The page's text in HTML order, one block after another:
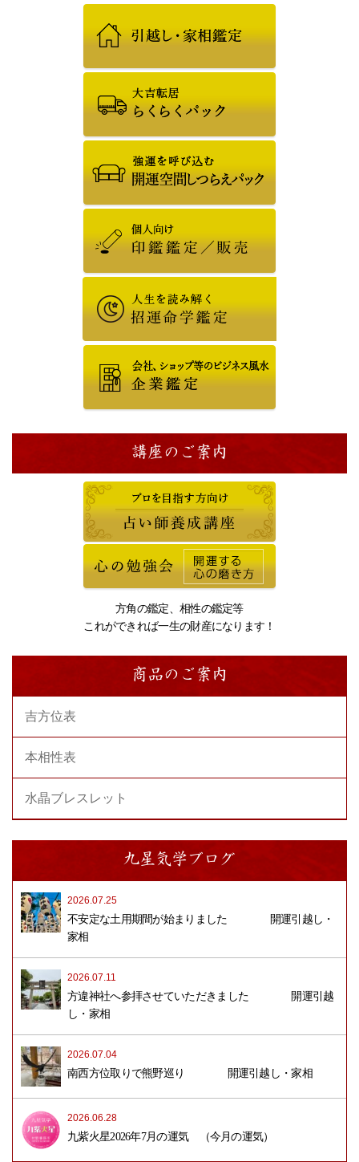
講座のご案内
方角の鑑定、相性の鑑定等
これができれば一生の財産になります！
商品のご案内
吉方位表
本相性表
水晶ブレスレット
九星気学ブログ
2026.07.25
不安定な土用期間が始まりました 開運引越し・
家相
2026.07.11
方違神社へ参拝させていただきました 開運引越
し・家相
2026.07.04
南西方位取りで熊野巡り 開運引越し・家相
2026.06.28
九紫火星2026年7月の運気 （今月の運気）